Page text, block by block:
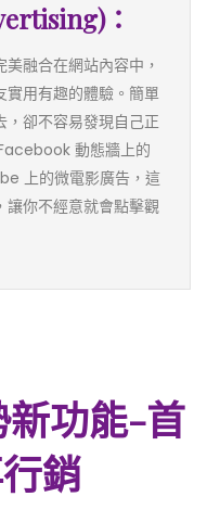
：
融合在網站內容中，
實用有趣的體驗。簡單
，卻不容易發現自己正
動態牆上的
上的微電影廣告，這
讓你不經意就會點擊觀
新功能-首
銷